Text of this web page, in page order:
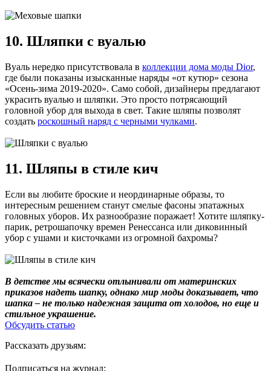
10. Шляпки с вуалью
Вуаль нередко присутствовала в коллекции дома моды Dior,
где были показаны изысканные наряды «от кутюр» сезона
«Осень-зима 2019-2020». Само собой, дизайнеры предлагают
украсить вуалью и шляпки. Это просто потрясающий
головной убор для выхода в свет. Такие шляпы позволят
создать роскошный наряд с черными чулками.
11. Шляпы в стиле кич
Если вы любите броские и неординарные образы, то
интересным решением станут смелые фасоны эпатажных
головных уборов. Их разнообразие поражает! Хотите шляпку-
парик, ретрошапочку времен Ренессанса или диковинный
убор с ушами и кисточками из огромной бахромы?
В детстве мы всячески отлынивали от материнских
приказов надеть шапку, однако мир моды доказывает, что
шапка – не только надежная защита от холодов, но еще и
стильное украшение.
Обсудить статью
Рассказать друзьям:
Подписаться на журнал: